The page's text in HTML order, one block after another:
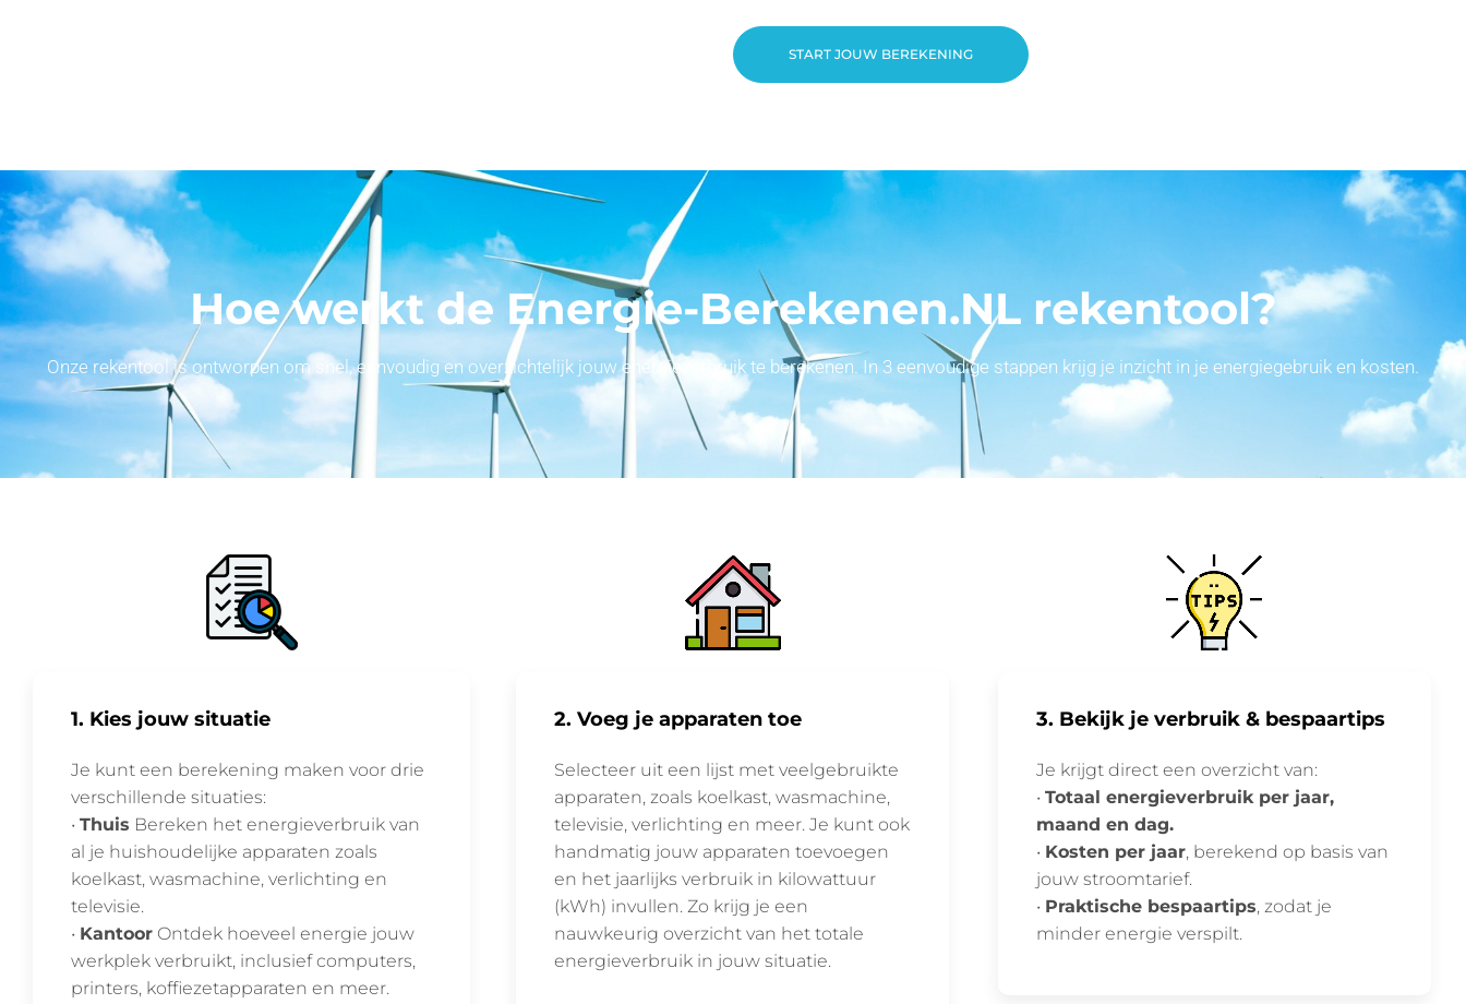
START JOUW BEREKENING
Hoe werkt de Energie-Berekenen.NL rekentool?
Onze rekentool is ontworpen om snel, eenvoudig en overzichtelijk jouw energieverbruik te berekenen. In 3 eenvoudige stappen krijg je inzicht in je energiegebruik en kosten.
1. Kies jouw situatie
Je kunt een berekening maken voor drie
verschillende situaties:
• Thuis Bereken het energieverbruik van
al je huishoudelijke apparaten zoals
koelkast, wasmachine, verlichting en
televisie.
• Kantoor Ontdek hoeveel energie jouw
werkplek verbruikt, inclusief computers,
printers, koffiezetapparaten en meer.
2. Voeg je apparaten toe
Selecteer uit een lijst met veelgebruikte
apparaten, zoals koelkast, wasmachine,
televisie, verlichting en meer. Je kunt ook
handmatig jouw apparaten toevoegen
en het jaarlijks verbruik in kilowattuur
(kWh) invullen. Zo krijg je een
nauwkeurig overzicht van het totale
energieverbruik in jouw situatie.
3. Bekijk je verbruik & bespaartips
Je krijgt direct een overzicht van:
• Totaal energieverbruik per jaar,
maand en dag.
• Kosten per jaar, berekend op basis van
jouw stroomtarief.
• Praktische bespaartips, zodat je
minder energie verspilt.